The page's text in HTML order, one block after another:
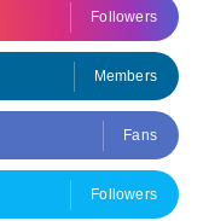
Followers
Members
Fans
Followers